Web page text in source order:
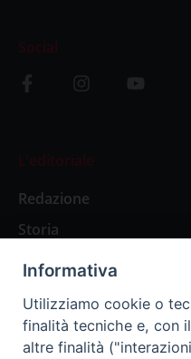
Social
L’editoriale
Redazione
Storia
Abbonamenti
Abbonamento Annuale
Informativa
Utilizziamo cookie o
finalità tecniche e, con
altre finalità